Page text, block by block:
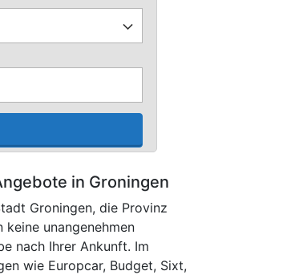
in Groningen
Groningen, die Pro­vinz
keine unangenehmen
nach Ihrer Ankunft. Im
wie Europcar, Budget, Sixt,